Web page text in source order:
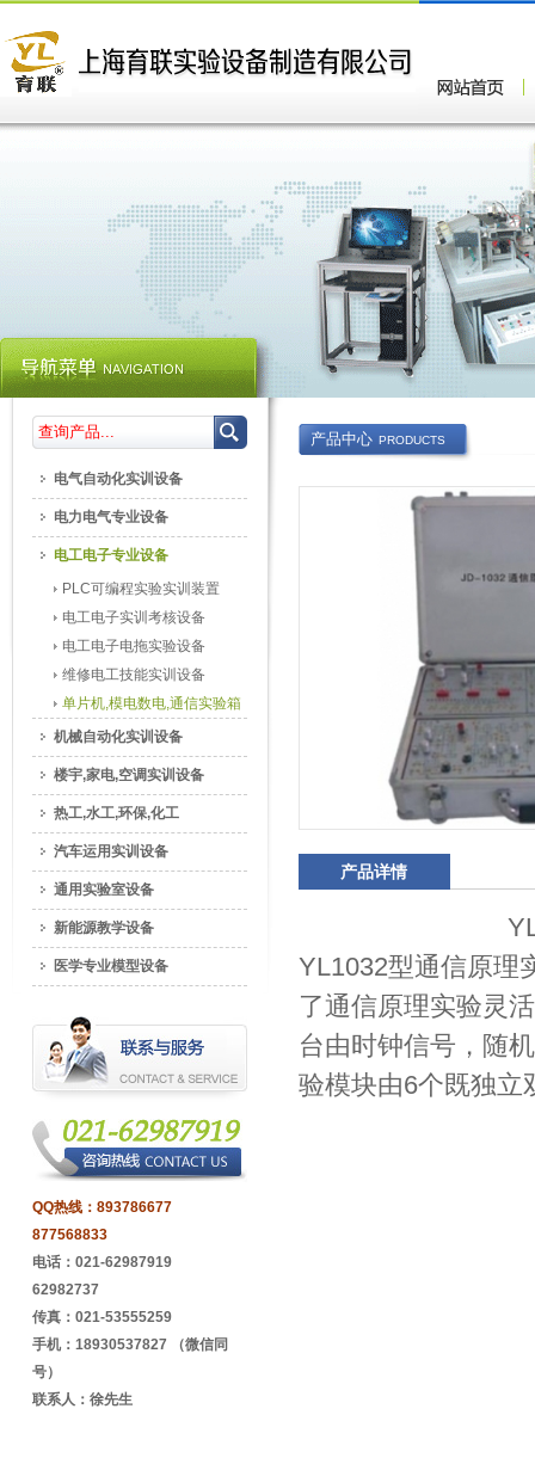
产品中心 PRODUCTS
产品详情
YL1032型通信原理
了通信原理实验灵
台由时钟信号，随
验模块由6个既独立
电气自动化实训设备
电力电气专业设备
电工电子专业设备
PLC可编程实验实训装置
电工电子实训考核设备
电工电子电拖实验设备
维修电工技能实训设备
单片机,模电数电,通信实验箱
机械自动化实训设备
楼宇,家电,空调实训设备
热工,水工,环保,化工
汽车运用实训设备
通用实验室设备
新能源教学设备
医学专业模型设备
QQ热线： 893786677
877568833
电话：021-62987919
62982737
传真：021-53555259
手机：18930537827 （微信同
号）
联系人：徐先生